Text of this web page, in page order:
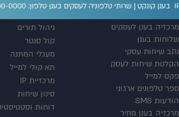
ניהול תורים
קול סנטר
מעגלי המתנה
תא קולי למייל
מרכזיית IP
סינון שיחות
דוחות
מרכזיה בענן לעסקים
שלוחות בענן
נתב שיחות עסקי
הקלטת שיחות לעסק
פקס למייל
ספר טלפונים ארגוני
הודעות SMS
מרכזיה בענן מחיר